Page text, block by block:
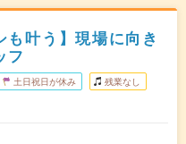
も叶う】現場に向き
フ
土日祝日が休み 残業なし